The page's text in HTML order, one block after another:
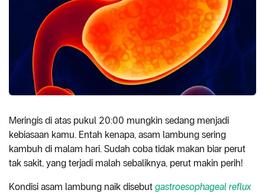
Meringis di atas pukul 20:00 mungkin sedang menjadi
kebiasaan kamu. Entah kenapa, asam lambung sering
kambuh di malam hari. Sudah coba tidak makan biar perut
tak sakit, yang terjadi malah sebaliknya, perut makin perih!
Kondisi asam lambung naik disebut gastroesophageal reflux